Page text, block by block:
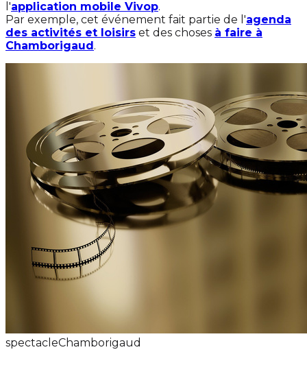
l'application mobile Vivop.
Par exemple, cet événement fait partie de l'agenda
des activités et loisirs et des choses à faire à
Chamborigaud.
spectacleChamborigaud